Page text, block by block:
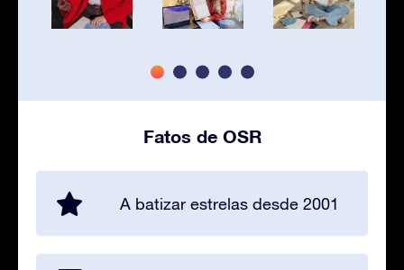
Fatos de OSR
A batizar estrelas desde 2001